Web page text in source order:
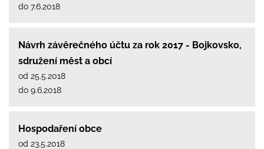
do 7.6.2018
Návrh závěrečného účtu za rok 2017 - Bojkovsko,
sdružení měst a obcí
od 25.5.2018
do 9.6.2018
Hospodaření obce
od 23.5.2018